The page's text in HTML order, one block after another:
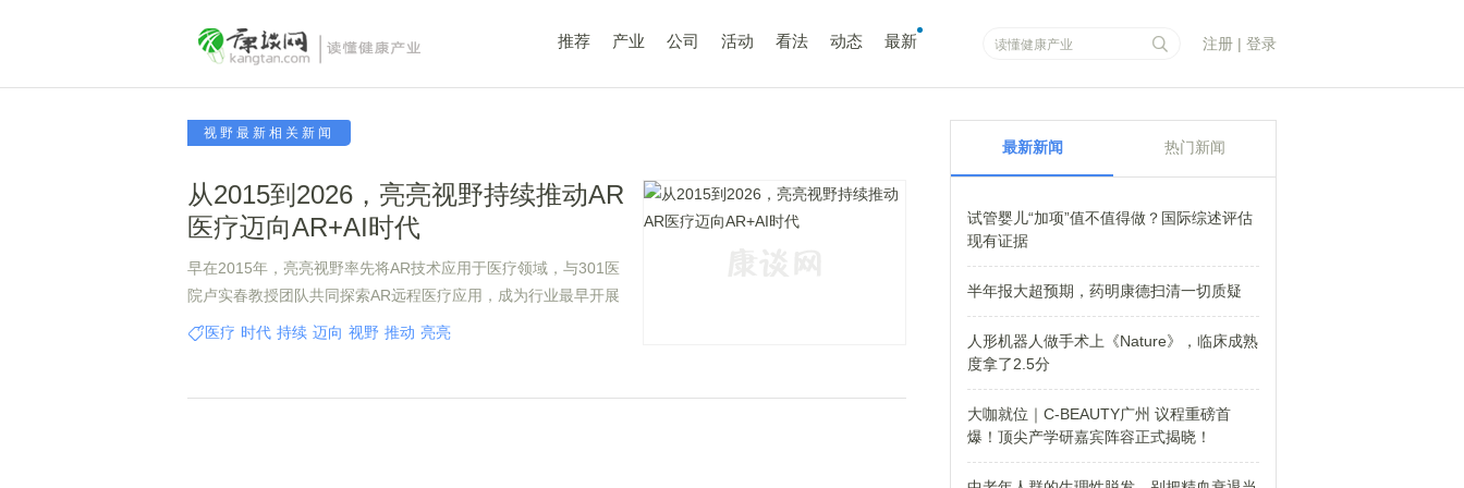
推荐 产业 公司 活动 看法 动态 最新 注册 | 登录
视野最新相关新闻
从2015到2026，亮亮视野持续推动AR
医疗迈向AR+AI时代
早在2015年，亮亮视野率先将AR技术应用于医疗领域，与301医
院卢实春教授团队共同探索AR远程医疗应用，成为行业最早开展
AR医疗实践的企业之一。十一年后，随着人工智能快速发展，AR
医疗 时代 持续 迈向 视野 推动 亮亮
最新新闻 热门新闻
试管婴儿“加项”值不值得做？国际综述评估
现有证据
半年报大超预期，药明康德扫清一切质疑
人形机器人做手术上《Nature》，临床成熟
度拿了2.5分
大咖就位｜C-BEAUTY广州 议程重磅首
爆！顶尖产学研嘉宾阵容正式揭晓！